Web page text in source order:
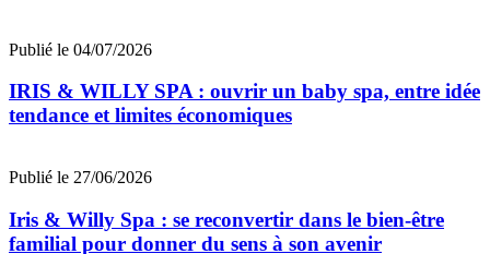
Publié le 04/07/2026
IRIS & WILLY SPA : ouvrir un baby spa, entre idée
tendance et limites économiques
Publié le 27/06/2026
Iris & Willy Spa : se reconvertir dans le bien-être
familial pour donner du sens à son avenir